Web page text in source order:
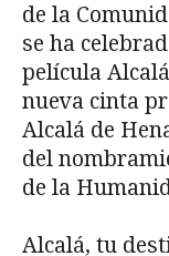
de la
se ha
película
nueva cinta
Alcalá de
del
de la
Alcalá, tu